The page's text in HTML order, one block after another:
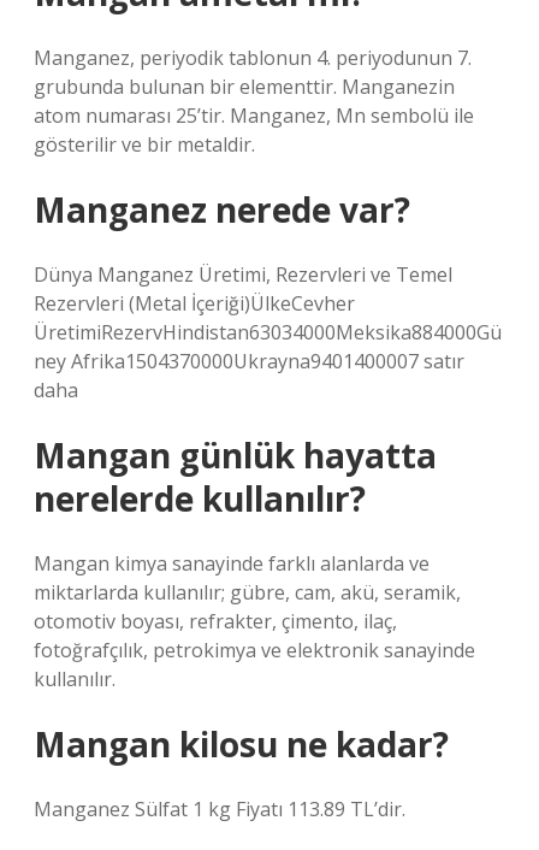
Manganez, periyodik tablonun 4. periyodunun 7.
grubunda bulunan bir elementtir. Manganezin
atom numarası 25’tir. Manganez, Mn sembolü ile
gösterilir ve bir metaldir.
Manganez nerede var?
Dünya Manganez Üretimi, Rezervleri ve Temel
Rezervleri (Metal İçeriği)ÜlkeCevher
ÜretimiRezervHindistan63034000Meksika884000Gü
ney Afrika1504370000Ukrayna9401400007 satır
daha
Mangan günlük hayatta
nerelerde kullanılır?
Mangan kimya sanayinde farklı alanlarda ve
miktarlarda kullanılır; gübre, cam, akü, seramik,
otomotiv boyası, refrakter, çimento, ilaç,
fotoğrafçılık, petrokimya ve elektronik sanayinde
kullanılır.
Mangan kilosu ne kadar?
Manganez Sülfat 1 kg Fiyatı 113.89 TL’dir.